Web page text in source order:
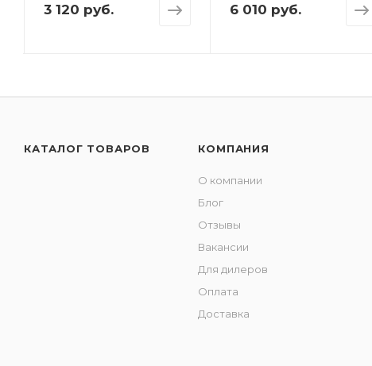
3 120 руб. 6 010 руб.
КАТАЛОГ ТОВАРОВ КОМПАНИЯ
О компании
Блог
Отзывы
Вакансии
Для дилеров
Оплата
Доставка